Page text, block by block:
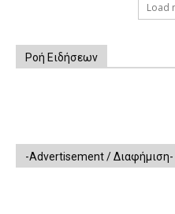
Load
Ροή Ειδήσεων
-Advertisement / Διαφήμιση-